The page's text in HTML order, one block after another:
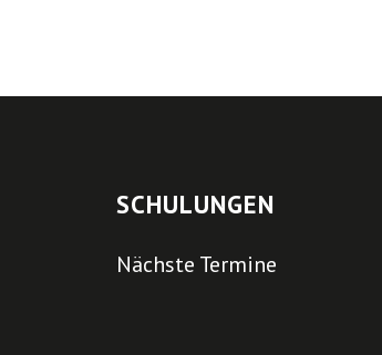
SCHULUNGEN
Nächste Termine